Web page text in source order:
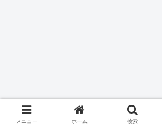
メニュー ホーム 検索